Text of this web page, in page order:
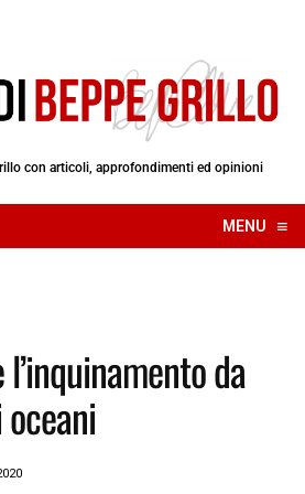
con articoli, approfondimenti ed opinioni
MENU ≡
☰
da